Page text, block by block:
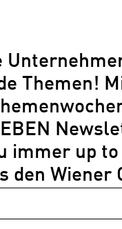
Themen!
immer up to
den Wiener